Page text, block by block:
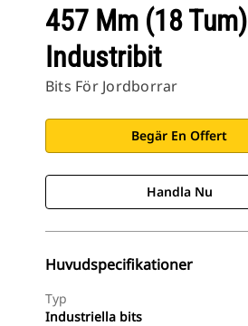
457 Mm (18 Tum)
Industribit
Bits För Jordborrar
Begär En Offert
Handla Nu
Huvudspecifikationer
Typ
Industriella bits